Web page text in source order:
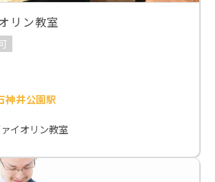
リン教室
神井公園駅
イオリン教室